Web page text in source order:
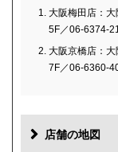
大阪梅田店：
5F／06-6374-
大阪京橋店：
7F／06-6360-
店舗の地図